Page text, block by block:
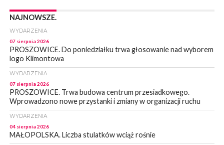
NAJNOWSZE.
WYDARZENIA
07 sierpnia 2026
PROSZOWICE. Do poniedziałku trwa głosowanie nad wyborem
logo Klimontowa
WYDARZENIA
07 sierpnia 2026
PROSZOWICE. Trwa budowa centrum przesiadkowego.
Wprowadzono nowe przystanki i zmiany w organizacji ruchu
WYDARZENIA
04 sierpnia 2026
MAŁOPOLSKA. Liczba stulatków wciąż rośnie